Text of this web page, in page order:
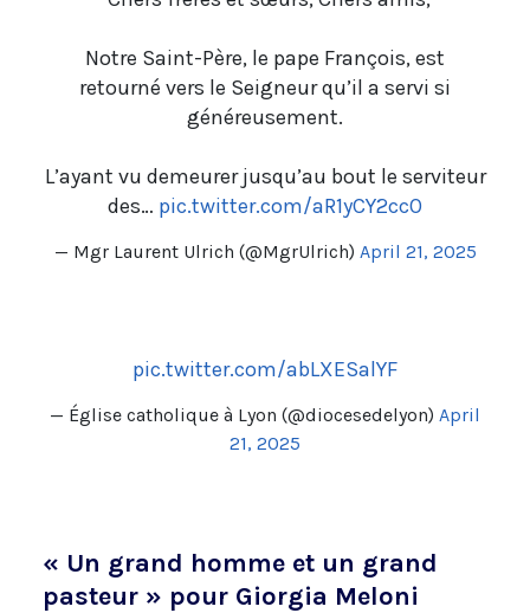
Notre Saint-Père, le pape François, est
retourné vers le Seigneur qu’il a servi si
généreusement.
L’ayant vu demeurer jusqu’au bout le serviteur
des… pic.twitter.com/aR1yCY2ccO
— Mgr Laurent Ulrich (@MgrUlrich) April 21, 2025
pic.twitter.com/abLXESalYF
— Église catholique à Lyon (@diocesedelyon) April
21, 2025
« Un grand homme et un grand
pasteur » pour Giorgia Meloni